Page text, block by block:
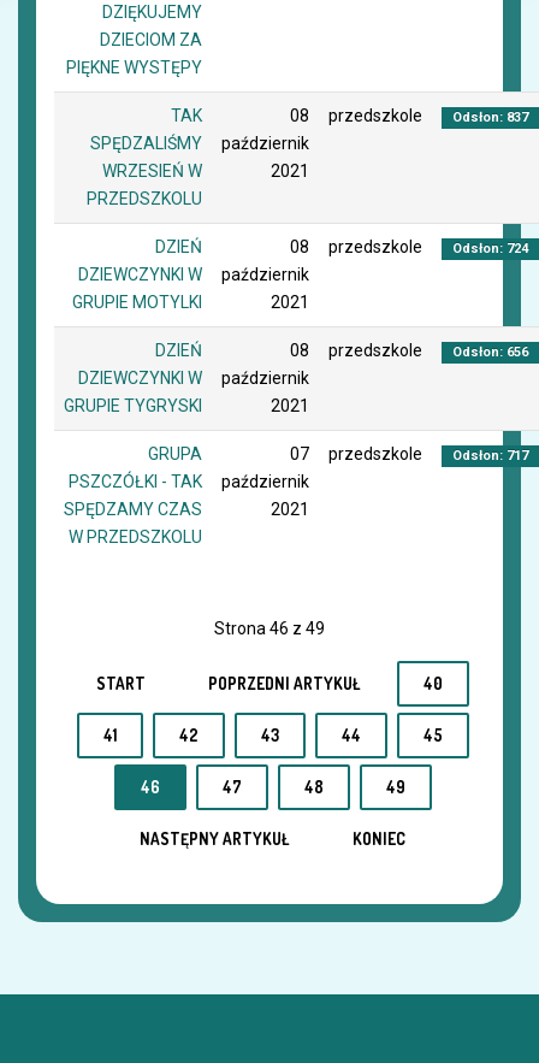
DZIĘKUJEMY
DZIECIOM ZA
PIĘKNE WYSTĘPY
TAK
SPĘDZALIŚMY
WRZESIEŃ W
PRZEDSZKOLU
08
październik
2021
przedszkole Odsłon: 837
DZIEŃ
DZIEWCZYNKI W
GRUPIE MOTYLKI
08
październik
2021
przedszkole Odsłon: 724
DZIEŃ
DZIEWCZYNKI W
GRUPIE TYGRYSKI
08
październik
2021
przedszkole Odsłon: 656
GRUPA
PSZCZÓŁKI - TAK
SPĘDZAMY CZAS
W PRZEDSZKOLU
07
październik
2021
przedszkole Odsłon: 717
Strona 46 z 49
START POPRZEDNI ARTYKUŁ 40
41 42 43 44 45
46 47 48 49
NASTĘPNY ARTYKUŁ KONIEC